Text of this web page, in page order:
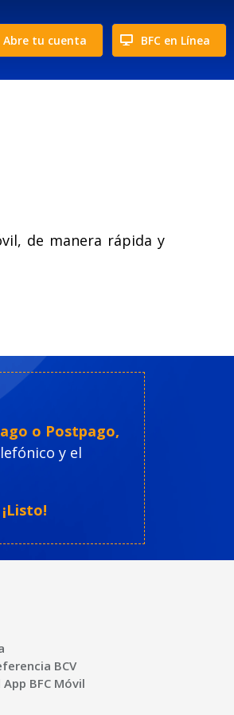
Abre tu cuenta BFC en Línea
de manera rápida y
o Postpago,
y el
BCV
BFC Móvil